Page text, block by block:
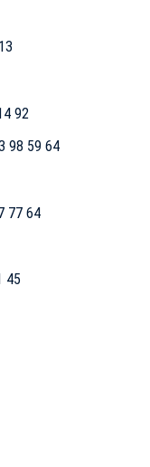
92
98 59 64
77 64
45